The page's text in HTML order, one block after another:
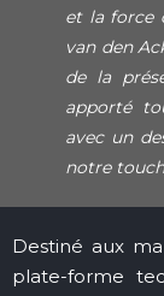
et la force
van den
de la
apporté
avec un
notre
Destiné aux
plate-forme